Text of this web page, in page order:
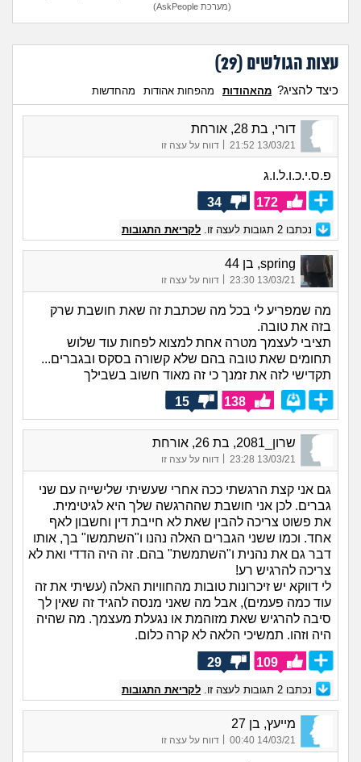
(מערכת AskPeople)
עצות הגולשים (29
)
כיצד להציג? מהאהודות מהפחות אהודות מהחדשות
דורי, בת 28, אורחת
13/03/21 21:52
| דווח על עצה זו
פ.ס.י.כ.ו.ל.ו.ג
172
34
נכתבו 2 תגובות לעצה זו. לקריאת התגובות
spring, בן 44
13/03/21 23:30 דווח על עצה זו
מה שמפריע לי בכל מה שכתבת זה שאת חושבת שרק
בזה את טובה.
תציבי לעצמך מטרה אחת למצוא לפחות עוד שלוש
תחומים שאת טובה בהם שלא קשורה בסקס ובגברים...
תקדישי לזה את זמנך כי זה מאוד חשוב בשבילך
138
15
שרון_2081, בת 26, אורחת
13/03/21 23:28 דווח על עצה זו
גם אני קצת הרגשתי ככה אחרי שעשיתי שלישייה עם שני
גברים. לכן אני חושבת שההרגשה שלך היא לגיטימית.
את פשוט צריכה להבין שאת לא חייבת דין וחשבון לאף
אחד. וכמו ששני הגברים האלה נהנו ו"השתמשו" בך, אותו
דבר גם את נהנית ו"השתמשת" בהם. זה היה הדדי ואת לא
צריכה להרגיש רע!
לי דווקא יש זיכרונות טובות מהחוויות האלה (עשיתי את זה
עוד כמה פעמים), אבל מה שאני מנסה להגיד זה שאין לך
סיבה להרגיש שאת מזוהמת או נגעלת מעצמך. מה שהיה
היה וזהו. תמשיכי הלאה לא קרה כלום.
109
29
נכתבו 2 תגובות לעצה זו. לקריאת התגובות
מייעץ, בן 27
14/03/21 00:40
| דווח על עצה זו